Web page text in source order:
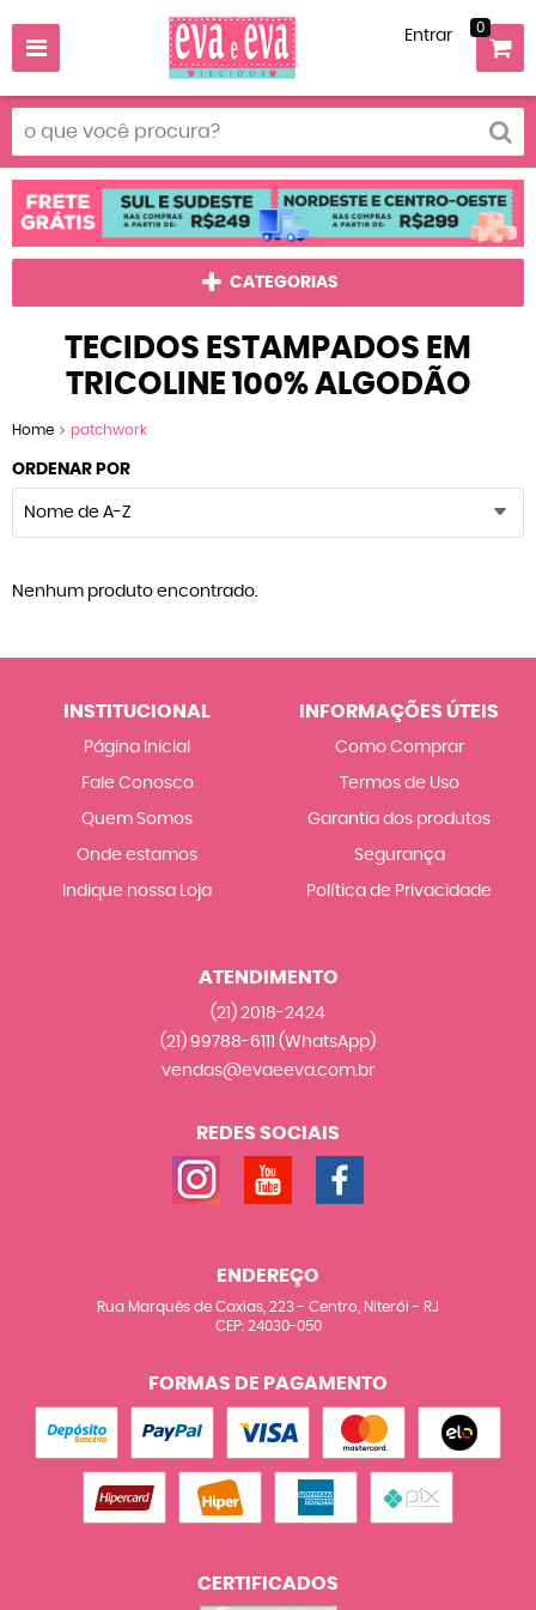
Entrar 0
CATEGORIAS
TECIDOS ESTAMPADOS EM
TRICOLINE 100% ALGODÃO
Home patchwork
ORDENAR POR
Nome de A-Z
Nenhum produto encontrado.
INSTITUCIONAL
Página Inicial
Fale Conosco
Quem Somos
Onde estamos
Indique nossa Loja
INFORMAÇÕES ÚTEIS
Como Comprar
Termos de Uso
Garantia dos produtos
Segurança
Política de Privacidade
ATENDIMENTO
(21) 2018-2424
(21) 99788-6111 (WhatsApp)
vendas@evaeeva.com.br
REDES SOCIAIS
ENDEREÇO
Rua Marquês de Caxias, 223- Centro, Niterói - RJ
CEP: 24030-050
FORMAS DE PAGAMENTO
CERTIFICADOS